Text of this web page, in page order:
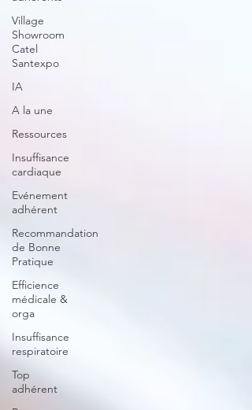
Village
Showroom
Catel
Santexpo
IA
A la une
Ressources
Insuffisance
cardiaque
Evénement
adhérent
Recommandation
de Bonne
Pratique
Efficience
médicale &
orga
Insuffisance
respiratoire
Top
adhérent